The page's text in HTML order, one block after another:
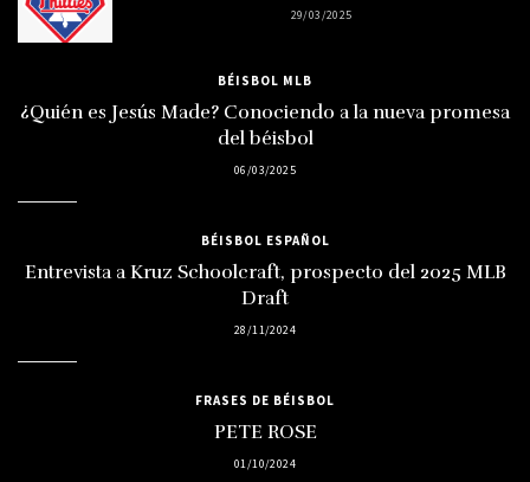
29/03/2025
BÉISBOL MLB
¿Quién es Jesús Made? Conociendo a la nueva promesa
del béisbol
06/03/2025
BÉISBOL ESPAÑOL
Entrevista a Kruz Schoolcraft, prospecto del 2025 MLB
Draft
28/11/2024
FRASES DE BÉISBOL
PETE ROSE
01/10/2024